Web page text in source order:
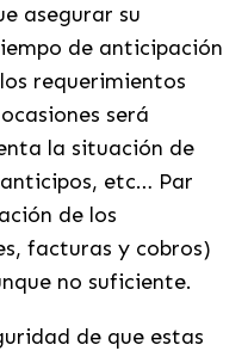
asegurar su
de anticipación
requerimientos
será
la situación de
etc… Par
de los
facturas y cobros)
no suficiente.
de que estas